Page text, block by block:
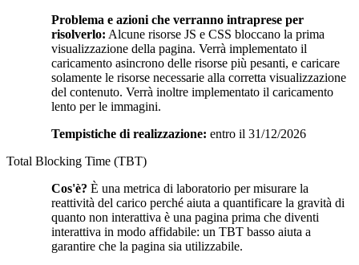
Problema e azioni che verranno intraprese per
risolverlo: Alcune risorse JS e CSS bloccano la prima
visualizzazione della pagina. Verrà implementato il
caricamento asincrono delle risorse più pesanti, e caricare
solamente le risorse necessarie alla corretta visualizzazione
del contenuto. Verrà inoltre implementato il caricamento
lento per le immagini.
Tempistiche di realizzazione: entro il 31/12/2026
Total Blocking Time (TBT)
Cos'è? È una metrica di laboratorio per misurare la
reattività del carico perché aiuta a quantificare la gravità di
quanto non interattiva è una pagina prima che diventi
interattiva in modo affidabile: un TBT basso aiuta a
garantire che la pagina sia utilizzabile.